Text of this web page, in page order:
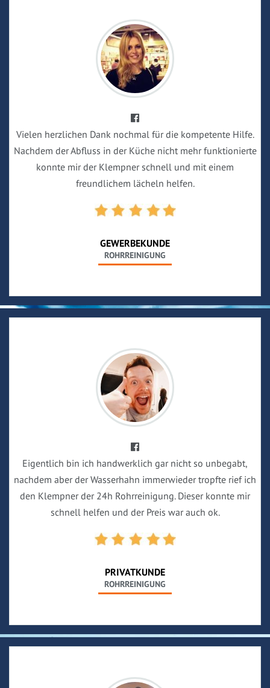
Vielen herzlichen Dank nochmal für die kompetente Hilfe.
Nachdem der Abfluss in der Küche nicht mehr funktionierte
konnte mir der Klempner schnell und mit einem
freundlichem lächeln helfen.
GEWERBEKUNDE
ROHRREINIGUNG
Eigentlich bin ich handwerklich gar nicht so unbegabt,
nachdem aber der Wasserhahn immerwieder tropfte rief ich
den Klempner der 24h Rohrreinigung. Dieser konnte mir
schnell helfen und der Preis war auch ok.
PRIVATKUNDE
ROHRREINIGUNG